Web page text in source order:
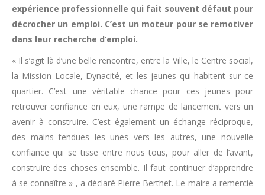
expérience professionnelle qui fait souvent défaut pour
décrocher un emploi. C’est un moteur pour se remotiver
dans leur recherche d’emploi.
« Il s’agit là d’une belle rencontre, entre la Ville, le Centre social,
la Mission Locale, Dynacité, et les jeunes qui habitent sur ce
quartier. C’est une véritable chance pour ces jeunes pour
retrouver confiance en eux, une rampe de lancement vers un
avenir à construire. C’est également un échange réciproque,
des mains tendues les unes vers les autres, une nouvelle
confiance qui se tisse entre nous tous, pour aller de l’avant,
construire des choses ensemble. Il faut continuer d’apprendre
à se connaître » , a déclaré Pierre Berthet. Le maire a remercié